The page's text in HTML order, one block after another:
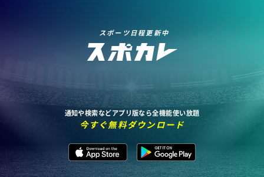
スポーツ日程更新中
通知や検索などアプリ版なら全機能使い放題
今すぐ無料ダウンロード